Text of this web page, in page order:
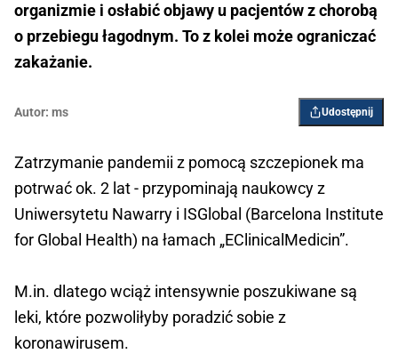
organizmie i osłabić objawy u pacjentów z chorobą
o przebiegu łagodnym. To z kolei może ograniczać
zakażanie.
Autor: ms Udostępnij
Zatrzymanie pandemii z pomocą szczepionek ma
potrwać ok. 2 lat - przypominają naukowcy z
Uniwersytetu Nawarry i ISGlobal (Barcelona Institute
for Global Health) na łamach „EClinicalMedicin”.
M.in. dlatego wciąż intensywnie poszukiwane są
leki, które pozwoliłyby poradzić sobie z
koronawirusem.